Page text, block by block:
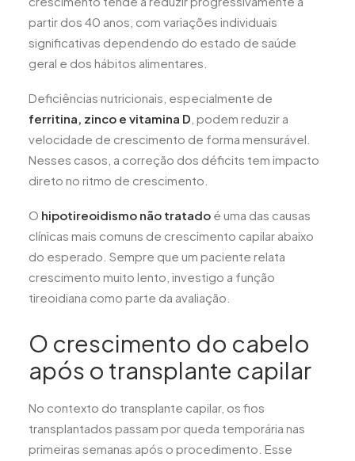
partir dos 40 anos, com variações individuais
significativas dependendo do estado de saúde
geral e dos hábitos alimentares.
Deficiências nutricionais, especialmente de
ferritina, zinco e vitamina D , podem reduzir a
velocidade de crescimento de forma mensurável.
Nesses casos, a correção dos déficits tem impacto
direto no ritmo de crescimento.
O hipotireoidismo não tratado é uma das causas
clínicas mais comuns de crescimento capilar abaixo
do esperado. Sempre que um paciente relata
crescimento muito lento, investigo a função
tireoidiana como parte da avaliação.
O crescimento do cabelo
após o transplante capilar
No contexto do transplante capilar, os fios
transplantados passam por queda temporária nas
primeiras semanas após o procedimento. Esse